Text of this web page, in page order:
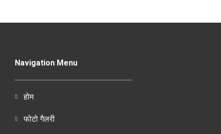
Navigation Menu
होम
फोटो गैलरी